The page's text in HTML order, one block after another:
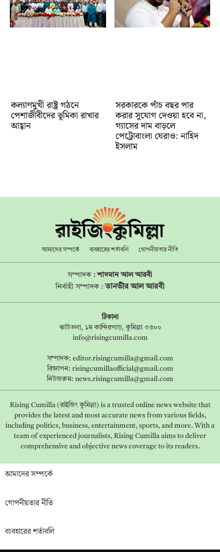
কল্যাণমুখী রাষ্ট্র গঠনে
পেশাজীবীদের ভূমিকা রাখার
আহ্বান
সরকারকে পাঁচ বছর পার
করার সুযোগ দেওয়া হবে না,
গ্যাসের দাম বাড়লে
পেট্রোবাংলা ঘেরাও: নাহিদ
ইসলাম
আমাদের সম্পর্কে ব্যবহারের শর্তাবলি গোপনীয়তার নীতি
সম্পাদক :শাদমান আল আরবী
নির্বাহী সম্পাদক : তানভীর আল আরবী
ঠিকানা
ঝাউতলা, ১ম কান্দিরপাড়, কুমিল্লা ৩৫০০
info@risingcumilla.com
সম্পাদক: editor.risingcumilla@gmail.com
বিজ্ঞাপন: risingcumillaofficial@gmail.com
নিউজরুম: news.risingcumilla@gmail.com
Rising Cumilla (রাইজিং কুমিল্লা) is a trusted online news website that
provides the latest and most accurate news from various fields,
including politics, business, entertainment, sports, and more. With a
team of experienced journalists, Rising Cumilla aims to deliver
comprehensive and objective news coverage to its readers.
আমাদের সম্পর্কে
গোপনীয়তার নীতি
ব্যবহারের শর্তাবলি